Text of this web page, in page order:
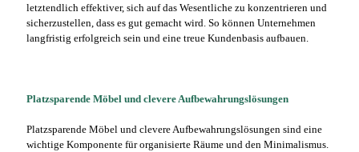
letztendlich effektiver, sich auf das Wesentliche zu konzentrieren und
sicherzustellen, dass es gut gemacht wird. So können Unternehmen
langfristig erfolgreich sein und eine treue Kundenbasis aufbauen.
Platzsparende Möbel und clevere Aufbewahrungslösungen
Platzsparende Möbel und clevere Aufbewahrungslösungen sind eine
wichtige Komponente für organisierte Räume und den Minimalismus.